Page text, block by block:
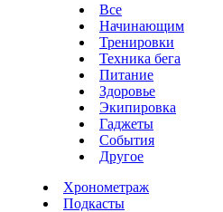
Все
Начинающим
Тренировки
Техника бега
Питание
Здоровье
Экипировка
Гаджеты
События
Другое
Хронометраж
Подкасты